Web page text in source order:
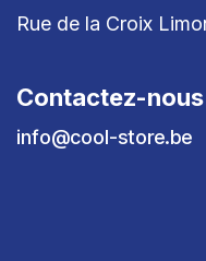
Rue de la Croix
Contactez-nous
info@cool-store.be